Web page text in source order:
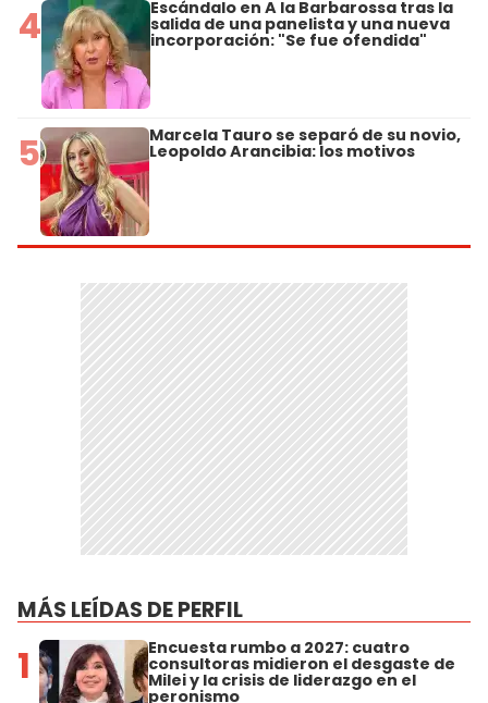
4 Escándalo en A la Barbarossa tras la
salida de una panelista y una nueva
incorporación: "Se fue ofendida"
5 Marcela Tauro se separó de su novio,
Leopoldo Arancibia: los motivos
MÁS LEÍDAS DE PERFIL
1 Encuesta rumbo a 2027: cuatro
consultoras midieron el desgaste de
Milei y la crisis de liderazgo en el
peronismo